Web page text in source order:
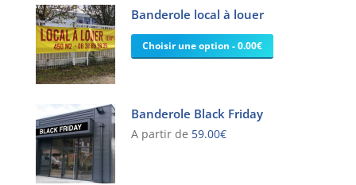
plusieurs
variations.
Les
être
sur
Banderole local à louer
Choisir une option - 0.00€
Banderole Black Friday
A partir de 59.00€